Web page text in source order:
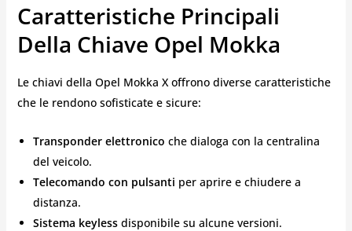
Caratteristiche Principali
Della Chiave Opel Mokka
Le chiavi della Opel Mokka X offrono diverse caratteristiche
che le rendono sofisticate e sicure:
Transponder elettronico che dialoga con la centralina
del veicolo.
Telecomando con pulsanti per aprire e chiudere a
distanza.
Sistema keylessdisponibile su alcune versioni.